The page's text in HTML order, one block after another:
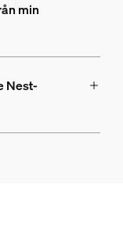
min
Nest-